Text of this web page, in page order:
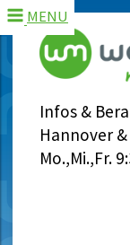
Infos &
Hannover
Mo.,Mi.,Fr.
MENU